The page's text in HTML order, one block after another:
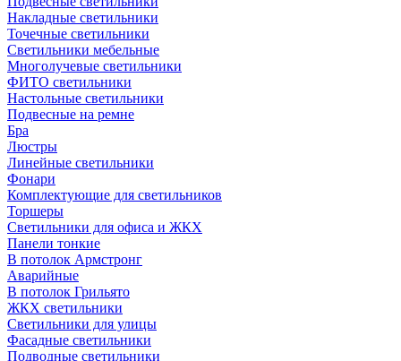
Накладные светильники
Точечные светильники
Светильники мебельные
Многолучевые светильники
ФИТО светильники
Настольные светильники
Подвесные на ремне
Бра
Люстры
Линейные светильники
Фонари
Комплектующие для светильников
Торшеры
Светильники для офиса и ЖКХ
Панели тонкие
В потолок Армстронг
Аварийные
В потолок Грильято
ЖКХ светильники
Светильники для улицы
Фасадные светильники
Подводные светильники